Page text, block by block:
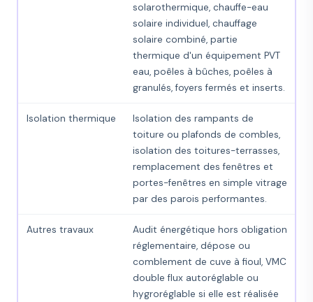
solarothermique, chauffe-eau
solaire individuel, chauffage
solaire combiné, partie
thermique d'un équipement PVT
eau, poêles à bûches, poêles à
granulés, foyers fermés et inserts.
Isolation thermique
Isolation des rampants de
toiture ou plafonds de combles,
isolation des toitures-terrasses,
remplacement des fenêtres et
portes-fenêtres en simple vitrage
par des parois performantes.
Autres travaux
Audit énergétique hors obligation
réglementaire, dépose ou
comblement de cuve à fioul, VMC
double flux autoréglable ou
hygroréglable si elle est réalisée